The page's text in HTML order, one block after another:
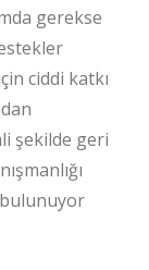
gerekse
ciddi katkı
şekilde geri